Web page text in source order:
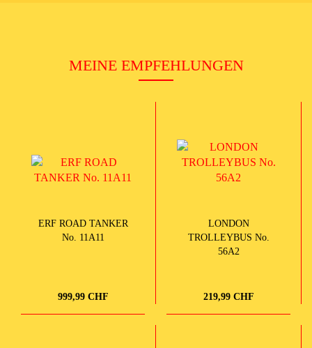
MEINE EMPFEHLUNGEN
ERF ROAD TANKER
No. 11A11
999,99 CHF
LONDON
TROLLEYBUS No.
56A2
219,99 CHF